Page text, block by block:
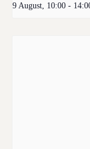
9 August, 10:00 -